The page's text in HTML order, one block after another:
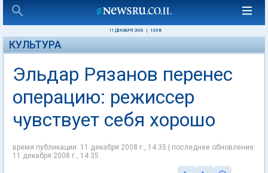
11 ДЕКАБРЯ 2008 13:08
КУЛЬТУРА
Эльдар Рязанов перенес
операцию: режиссер
чувствует себя хорошо
время публикации: 11 декабря 2008 г., 14:35 | последнее обновление:
11 декабря 2008 г., 14:35